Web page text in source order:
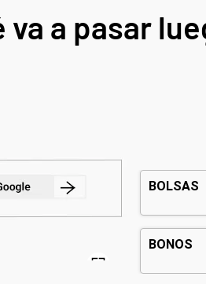
a pasar